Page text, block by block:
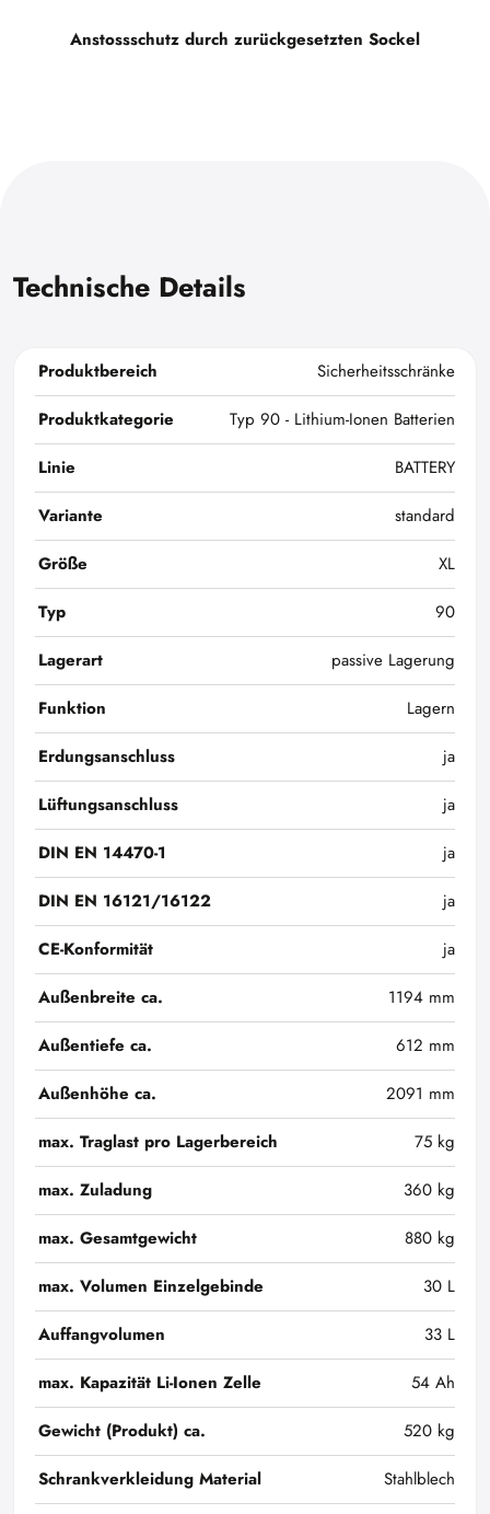
Anstossschutz durch zurückgesetzten Sockel
Technische Details
Produktbereich
Sicherheitsschränke
Produktkategorie
Typ 90 - Lithium-Ionen Batterien
Linie
BATTERY
Variante
standard
Größe
XL
Typ
90
Lagerart
passive Lagerung
Funktion
Lagern
Erdungsanschluss
ja
Lüftungsanschluss
ja
DIN EN 14470-1
ja
DIN EN 16121/16122
ja
CE-Konformität
ja
Außenbreite ca.
1194 mm
Außentiefe ca.
612 mm
Außenhöhe ca.
2091 mm
max. Traglast pro Lagerbereich
75 kg
max. Zuladung
360 kg
max. Gesamtgewicht
880 kg
max. Volumen Einzelgebinde
30 L
Auffangvolumen
33 L
max. Kapazität Li-Ionen Zelle
54 Ah
Gewicht (Produkt) ca.
520 kg
Schrankverkleidung Material
Stahlblech